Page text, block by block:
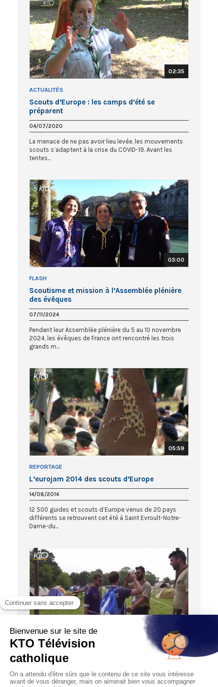
02:35
ACTUALITÉS
Scouts d’Europe : les camps d’été se
préparent
04/07/2020
La menace de ne pas avoir lieu levée, les mouvements
scouts s’adaptent à la crise du COVID-19. Avant les
tentes...
03:00
FLASH
Scoutisme et mission à l’Assemblée plénière
des évêques
07/11/2024
Pendant leur Assemblée plénière du 5 au 10 novembre
2024, les évêques de France ont rencontré les trois
grands m...
05:59
REPORTAGE
L’eurojam 2014 des scouts d’Europe
14/08/2014
12 500 guides et scouts d’Europe venus de 20 pays
différents se retrouvent cet été à Saint Evroult-Notre-
Dame-du...
JMJ CRACOVIE 2016
Scouts d’Europe, un camp spécial JMJ !
27/07/2016